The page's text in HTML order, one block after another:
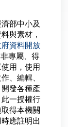
部中小及
與素材，
府資料開放
專屬、得
用，使用
、編輯、
發各種產
一授權行
得本機關
應註明出